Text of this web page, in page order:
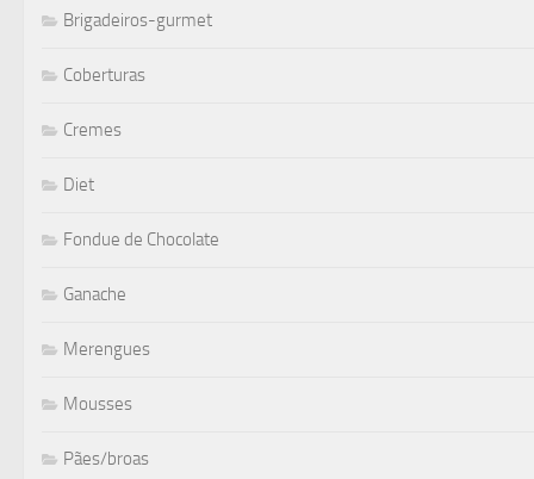
Brigadeiros-gurmet
Coberturas
Cremes
Diet
Fondue de Chocolate
Ganache
Merengues
Mousses
Pães/broas